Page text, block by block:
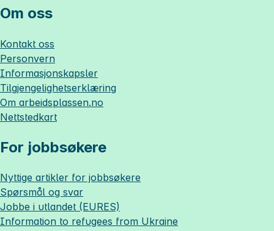
Om oss
Kontakt oss
Personvern
Informasjonskapsler
Tilgjengelighetserklæring
Om arbeidsplassen.no
Nettstedkart
For jobbsøkere
Nyttige artikler for jobbsøkere
Spørsmål og svar
Jobbe i utlandet (EURES)
Information to refugees from Ukraine